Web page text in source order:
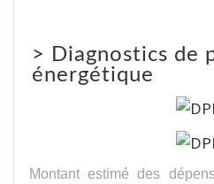
> Diagnostics de
énergétique
Montant estimé des